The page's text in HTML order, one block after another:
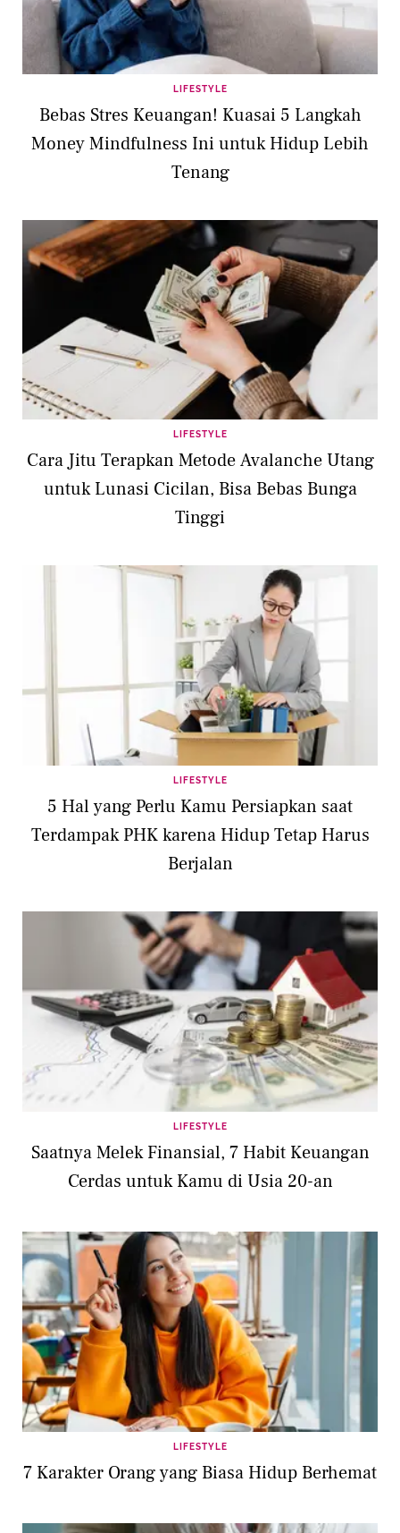
LIFESTYLE
Bebas Stres Keuangan! Kuasai 5 Langkah
Money Mindfulness Ini untuk Hidup Lebih
Tenang
LIFESTYLE
Cara Jitu Terapkan Metode Avalanche Utang
untuk Lunasi Cicilan, Bisa Bebas Bunga
Tinggi
LIFESTYLE
5 Hal yang Perlu Kamu Persiapkan saat
Terdampak PHK karena Hidup Tetap Harus
Berjalan
LIFESTYLE
Saatnya Melek Finansial, 7 Habit Keuangan
Cerdas untuk Kamu di Usia 20-an
LIFESTYLE
7 Karakter Orang yang Biasa Hidup Berhemat